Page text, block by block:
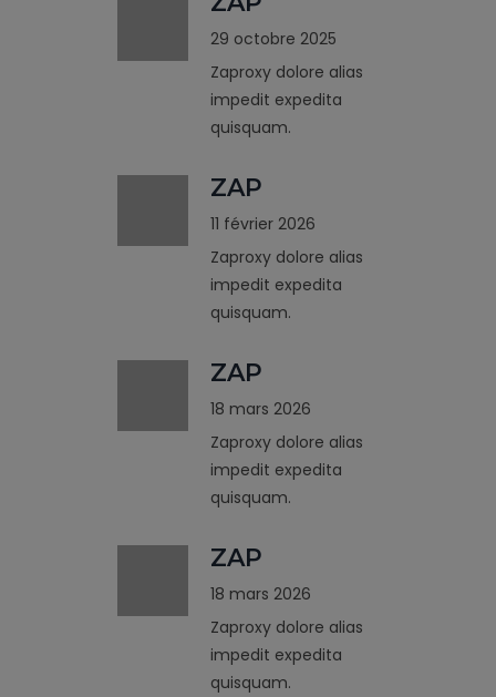
29 octobre 2025
Zaproxy dolore alias
impedit expedita
quisquam.
ZAP
11 février 2026
Zaproxy dolore alias
impedit expedita
quisquam.
ZAP
18 mars 2026
Zaproxy dolore alias
impedit expedita
quisquam.
ZAP
18 mars 2026
Zaproxy dolore alias
impedit expedita
quisquam.